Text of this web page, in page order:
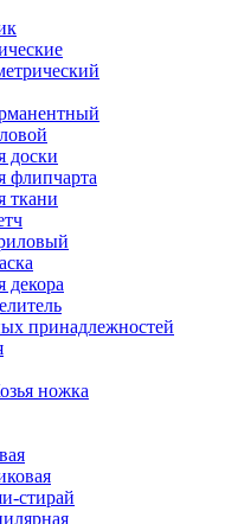
доски
флипчарта
ткани
декора
принадлежностей
ножка
стирай